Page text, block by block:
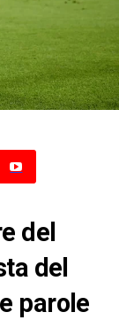
del
del
parole